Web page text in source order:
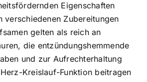
Eigenschaften
verschiedenen Zubereitungen
gelten als reich an
die entzündungshemmende
und zur Aufrechterhaltung
Kreislauf-Funktion beitragen